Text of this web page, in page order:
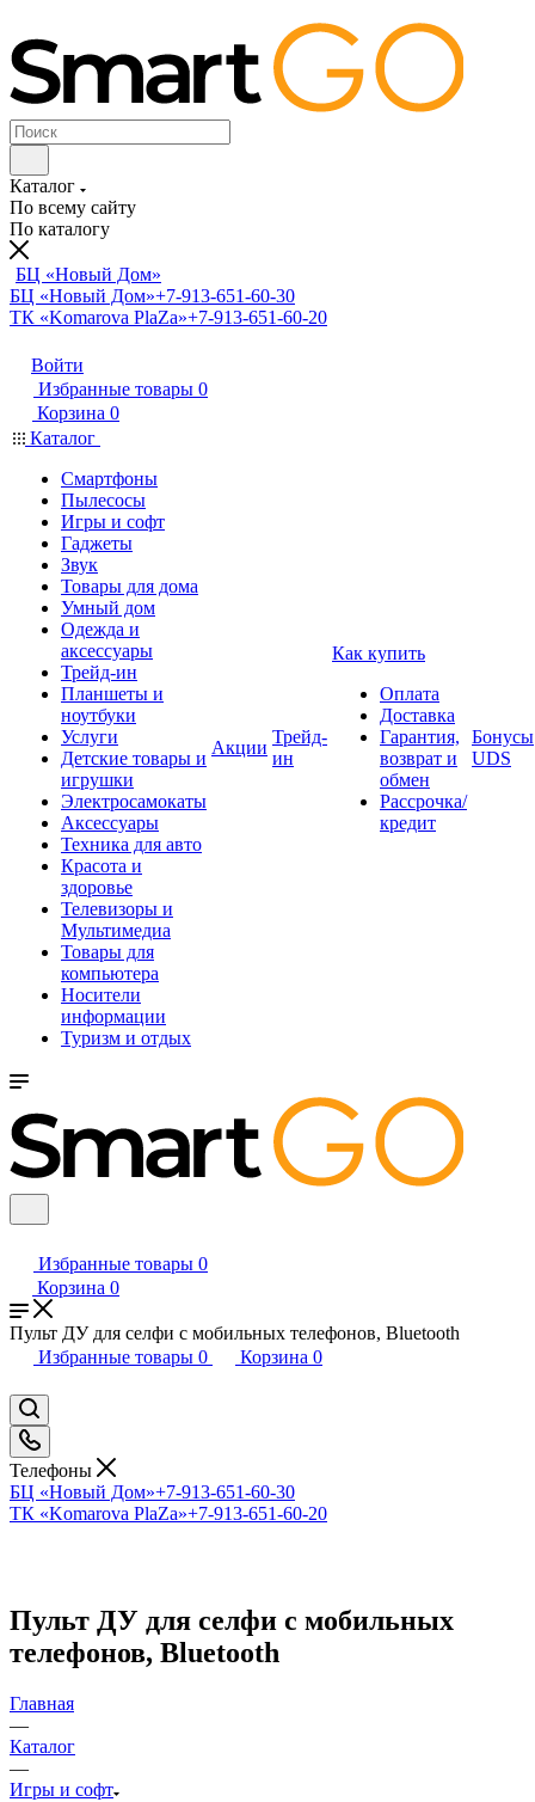
Каталог
По всему сайту
По каталогу
БЦ «Новый Дом»
БЦ «Новый Дом»+7-913-651-60-30
ТК «Komarova PlaZa»+7-913-651-60-20
Войти
Избранные товары 0
Корзина 0
Каталог
Смартфоны
Пылесосы
Игры и софт
Гаджеты
Звук
Товары для дома
Умный дом
Одежда и
аксессуары
Трейд-ин
Планшеты и
ноутбуки
Услуги
Детские товары и
игрушки
Электросамокаты
Аксессуары
Техника для авто
Красота и
здоровье
Телевизоры и
Мультимедиа
Товары для
компьютера
Носители
информации
Туризм и отдых
Акции
Трейд-
ин
Как купить
Оплата
Доставка
Гарантия,
возврат и
обмен
Рассрочка/
кредит
Бонусы
UDS
Избранные товары 0
Корзина 0
Пульт ДУ для селфи с мобильных телефонов, Bluetooth
Избранные товары 0 Корзина 0
Телефоны
БЦ «Новый Дом»+7-913-651-60-30
ТК «Komarova PlaZa»+7-913-651-60-20
Пульт ДУ для селфи с мобильных
телефонов, Bluetooth
Главная
—
Каталог
—
Игры и софт